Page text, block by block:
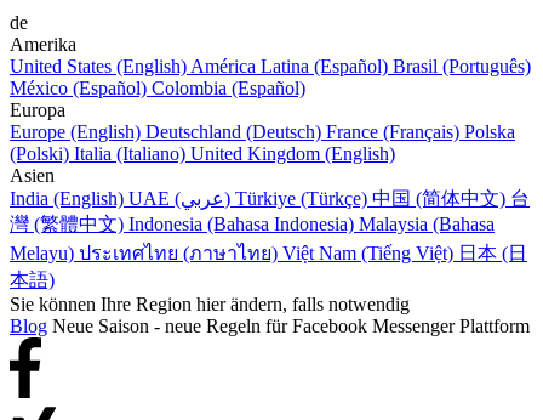
de
Amerika
United States (English) América Latina (Español) Brasil (Português)
México (Español) Colombia (Español)
Europa
Europe (English) Deutschland (Deutsch) France (Français) Polska
(Polski) Italia (Italiano) United Kingdom (English)
Asien
India (English)
UAE (عربي) Türkiye (Türkçe) 中国 (简体中文) 台
灣 (繁體中文) Indonesia (Bahasa Indonesia) Malaysia (Bahasa
Melayu) ประเทศไทย (ภาษาไทย) Việt Nam (Tiếng Việt) 日本 (日
本語)
Sie können Ihre Region hier ändern, falls notwendig
Blog Neue Saison - neue Regeln für Facebook Messenger Plattform